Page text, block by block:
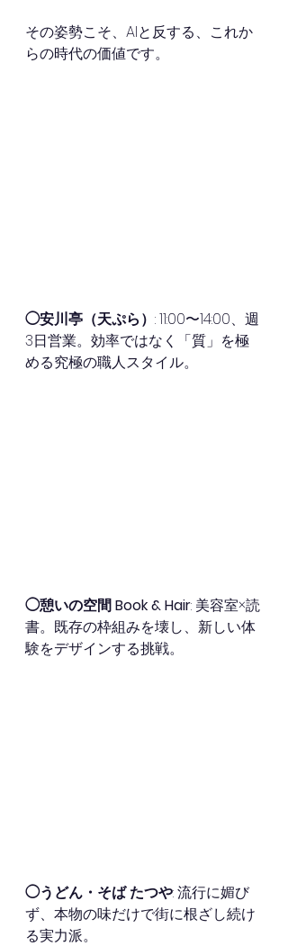
その姿勢こそ、AIと反する、これか
らの時代の価値です。
◯安川亭（天ぷら） : 11:00〜14:00、週
3日営業。効率ではなく「質」を極
める究極の職人スタイル。
◯憩いの空間 Book & Hair: 美容室×読
書。既存の枠組みを壊し、新しい体
験をデザインする挑戦。
◯うどん・そば たつや: 流行に媚び
ず、本物の味だけで街に根ざし続け
る実力派。